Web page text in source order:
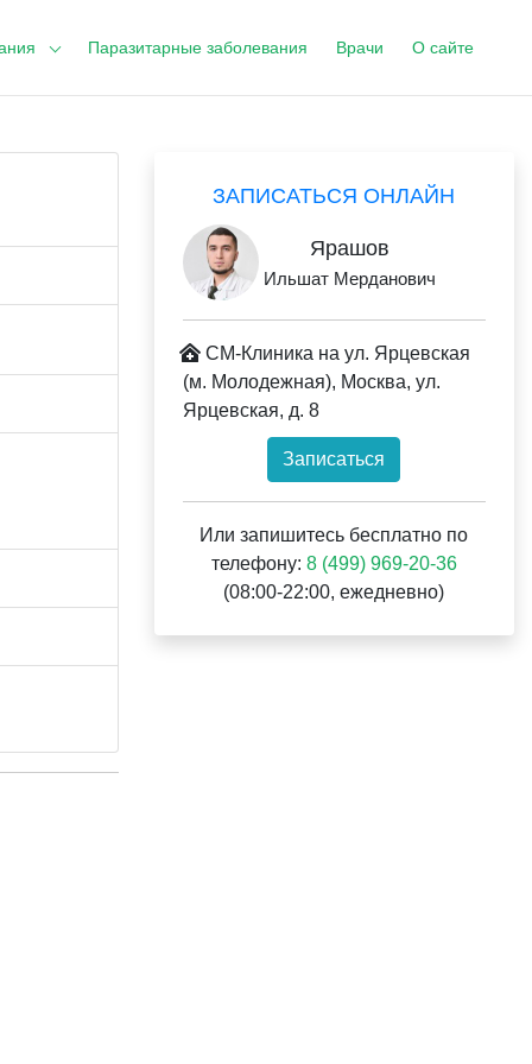
Паразитарные заболевания Врачи О сайте
ЗАПИСАТЬСЯ ОНЛАЙН
Ярашов
Ильшат Мерданович
СМ-Клиника на ул. Ярцевская
(м. Молодежная), Москва, ул.
Ярцевская, д. 8
Записаться
Или запишитесь бесплатно по
телефону: 8 (499) 969-20-36
(08:00-22:00, ежедневно)